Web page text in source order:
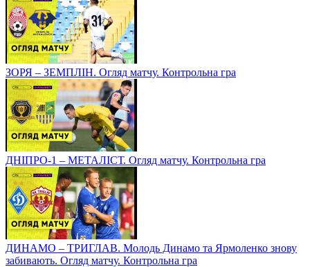
ЗОРЯ – ЗЕМПЛІН. Огляд матчу. Контрольна гра
ДНІПРО-1 – МЕТАЛІСТ. Огляд матчу. Контрольна гра
ДИНАМО – ТРИГЛАВ. Молодь Динамо та Ярмоленко знову
забивають. Огляд матчу. Контрольна гра